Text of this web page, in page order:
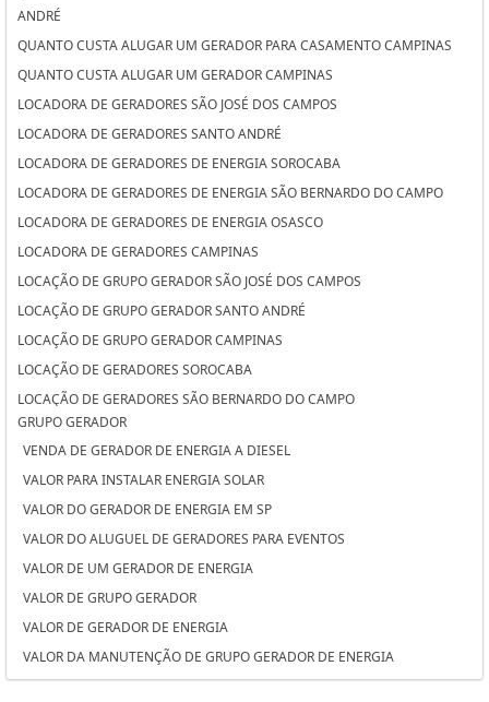
ANDRÉ
QUANTO CUSTA ALUGAR UM GERADOR PARA CASAMENTO CAMPINAS
QUANTO CUSTA ALUGAR UM GERADOR CAMPINAS
LOCADORA DE GERADORES SÃO JOSÉ DOS CAMPOS
LOCADORA DE GERADORES SANTO ANDRÉ
LOCADORA DE GERADORES DE ENERGIA SOROCABA
LOCADORA DE GERADORES DE ENERGIA SÃO BERNARDO DO CAMPO
LOCADORA DE GERADORES DE ENERGIA OSASCO
LOCADORA DE GERADORES CAMPINAS
LOCAÇÃO DE GRUPO GERADOR SÃO JOSÉ DOS CAMPOS
LOCAÇÃO DE GRUPO GERADOR SANTO ANDRÉ
LOCAÇÃO DE GRUPO GERADOR CAMPINAS
LOCAÇÃO DE GERADORES SOROCABA
LOCAÇÃO DE GERADORES SÃO BERNARDO DO CAMPO
LOCAÇÃO DE GERADORES PARA CASAMENTO SOROCABA
LOCAÇÃO DE GERADORES PARA CASAMENTO SÃO BERNARDO DO
CAMPO
LOCAÇÃO DE GERADORES PARA CASAMENTO OSASCO
LOCAÇÃO DE GERADORES OSASCO
LOCAÇÃO DE GERADORES DE ENERGIA SÃO JOSÉ DOS CAMPOS
LOCAÇÃO DE GERADORES DE ENERGIA SANTO ANDRÉ
LOCAÇÃO DE GERADORES DE ENERGIA A DIESEL SOROCABA
LOCAÇÃO DE GERADORES DE ENERGIA A DIESEL SÃO BERNARDO DO
GRUPO GERADOR
VENDA DE GERADOR DE ENERGIA A DIESEL
VALOR PARA INSTALAR ENERGIA SOLAR
VALOR DO GERADOR DE ENERGIA EM SP
VALOR DO ALUGUEL DE GERADORES PARA EVENTOS
VALOR DE UM GERADOR DE ENERGIA
VALOR DE GRUPO GERADOR
VALOR DE GERADOR DE ENERGIA
VALOR DA MANUTENÇÃO DE GRUPO GERADOR DE ENERGIA
VALOR ALUGUEL GERADOR